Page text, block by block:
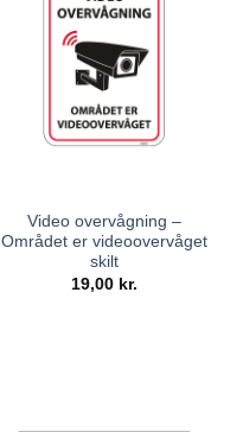
Video overvågning –
Området er videoovervåget
skilt
19,00 kr.